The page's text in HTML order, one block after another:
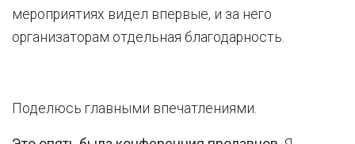
мероприятиях видел впервые, и за него
организаторам отдельная благодарность.
Поделюсь главными впечатлениями.